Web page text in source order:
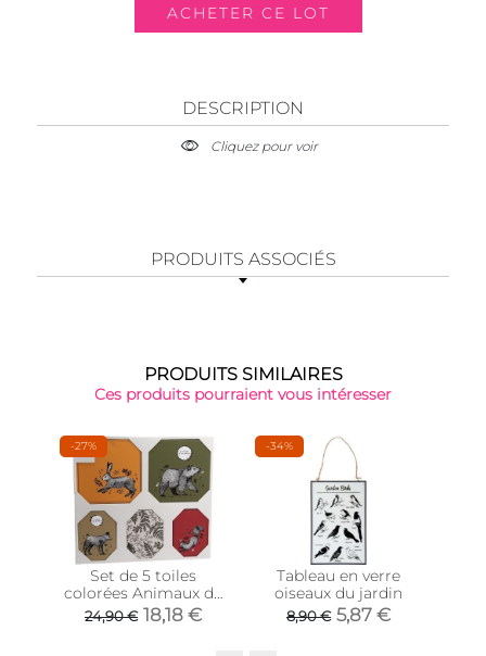
DESCRIPTION
Cliquez pour voir
PRODUITS ASSOCIÉS
PRODUITS SIMILAIRES
Ces produits pourraient vous intéresser
-27%
Set de 5 toiles
colorées Animaux de
la forêt
24,90 € 18,18 €
-34%
Tableau en verre
oiseaux du jardin
8,90 € 5,87 €